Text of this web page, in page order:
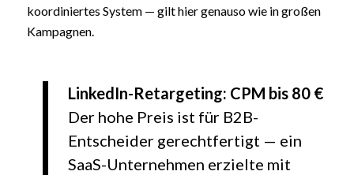
koordiniertes System — gilt hier genauso wie in großen
Kampagnen.
LinkedIn-Retargeting: CPM bis 80 €
Der hohe Preis ist für B2B-
Entscheider gerechtfertigt — ein
SaaS-Unternehmen erzielte mit